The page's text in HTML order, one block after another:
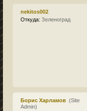
nekitos002
Откуда: Зеленоград
Борис Харламов(Site
Admin)